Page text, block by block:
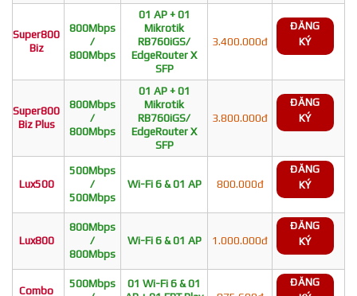
Super800
Biz
800Mbps
/
800Mbps
01 AP + 01
Mikrotik
RB760iGS/
EdgeRouter X
SFP
3.400.000đ
ĐĂNG
KÝ
Super800
Biz Plus
800Mbps
/
800Mbps
01 AP + 01
Mikrotik
RB760iGS/
EdgeRouter X
SFP
3.800.000đ
ĐĂNG
KÝ
Lux500
500Mbps
/
500Mbps
Wi-Fi 6 & 01 AP 800.000đ
ĐĂNG
KÝ
Lux800
800Mbps
/
800Mbps
Wi-Fi 6 & 01 AP 1.000.000đ
ĐĂNG
KÝ
Combo
500Mbps
01 Wi-Fi 6 & 01
ĐĂNG